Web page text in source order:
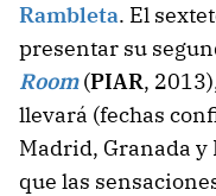
Rambleta. El
presentar su
Room(PIAR,
llevará (fechas
Madrid, Granada y
que las